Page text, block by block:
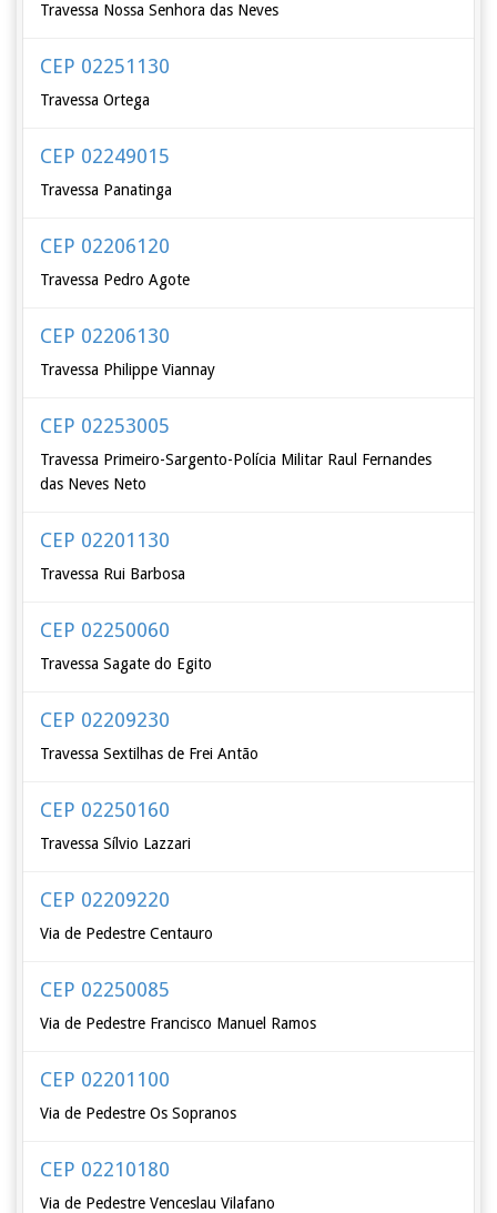
Travessa Nossa Senhora das Neves
CEP 02251130
Travessa Ortega
CEP 02249015
Travessa Panatinga
CEP 02206120
Travessa Pedro Agote
CEP 02206130
Travessa Philippe Viannay
CEP 02253005
Travessa Primeiro-Sargento-Polícia Militar Raul Fernandes
das Neves Neto
CEP 02201130
Travessa Rui Barbosa
CEP 02250060
Travessa Sagate do Egito
CEP 02209230
Travessa Sextilhas de Frei Antão
CEP 02250160
Travessa Sílvio Lazzari
CEP 02209220
Via de Pedestre Centauro
CEP 02250085
Via de Pedestre Francisco Manuel Ramos
CEP 02201100
Via de Pedestre Os Sopranos
CEP 02210180
Via de Pedestre Venceslau Vilafano